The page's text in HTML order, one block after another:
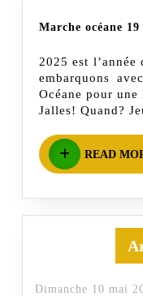
Marche océane
2025 est
embarquons
Océane pour une
Jalles! Quand?
READ
Dimanche 10 mai